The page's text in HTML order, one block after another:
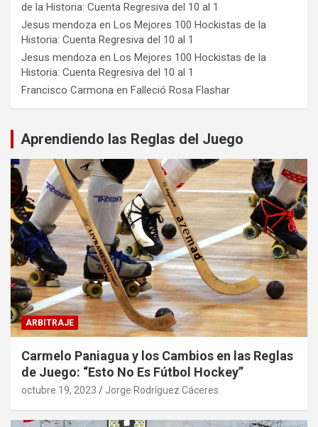
de la Historia: Cuenta Regresiva del 10 al 1
Jesus mendoza en Los Mejores 100 Hockistas de la
Historia: Cuenta Regresiva del 10 al 1
Jesus mendoza en Los Mejores 100 Hockistas de la
Historia: Cuenta Regresiva del 10 al 1
Francisco Carmona en Falleció Rosa Flashar
Aprendiendo las Reglas del Juego
ARBITRAJE
Carmelo Paniagua y los Cambios en las Reglas
de Juego: “Esto No Es Fútbol Hockey”
octubre 19, 2023 Jorge Rodríguez Cáceres